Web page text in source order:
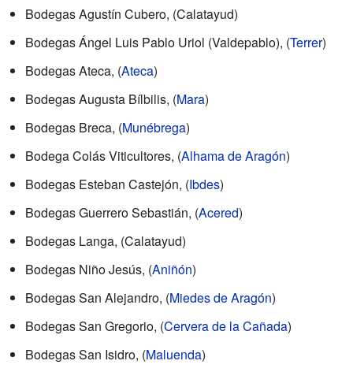
Bodegas Agustín Cubero, (Calatayud)
Bodegas Ángel Luis Pablo Uriol (Valdepablo), (Terrer)
Bodegas Ateca, (Ateca)
Bodegas Augusta Bílbilis, (Mara)
Bodegas Breca, (Munébrega)
Bodega Colás Viticultores, (Alhama de Aragón)
Bodegas Esteban Castejón, (Ibdes)
Bodegas Guerrero Sebastián, (Acered)
Bodegas Langa, (Calatayud)
Bodegas Niño Jesús, (Aniñón)
Bodegas San Alejandro, (Miedes de Aragón)
Bodegas San Gregorio, (Cervera de la Cañada)
Bodegas San Isidro, (Maluenda)